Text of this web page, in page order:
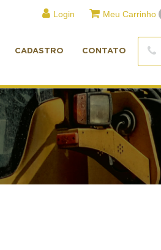
Login Meu Carrinho
CADASTRO CONTATO